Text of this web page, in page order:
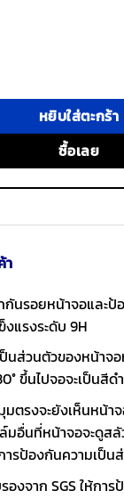
Peeper (Privacy)
หยิบใส่ตะกร้า
ซื้อเลย
นรอยหน้าจอและป้
แรงระดับ 9H
นส่วนตัวของหน้าจ
ขึ้นไปจอจะเป็นสีดำ
มตรงจะยังเห็นหน้า
อื่นที่หน้าจอจะดูสลั
รป้องกันความเป็น
องจาก SGS ให้กา